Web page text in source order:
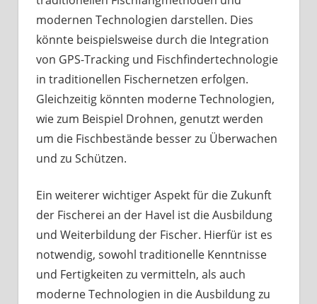
modernen Technologien darstellen. Dies
könnte beispielsweise durch die Integration
von GPS-Tracking und Fischfindertechnologie
in traditionellen Fischernetzen erfolgen.
Gleichzeitig könnten moderne Technologien,
wie zum Beispiel Drohnen, genutzt werden
um die Fischbestände besser zu Überwachen
und zu Schützen.
Ein weiterer wichtiger Aspekt für die Zukunft
der Fischerei an der Havel ist die Ausbildung
und Weiterbildung der Fischer. Hierfür ist es
notwendig, sowohl traditionelle Kenntnisse
und Fertigkeiten zu vermitteln, als auch
moderne Technologien in die Ausbildung zu